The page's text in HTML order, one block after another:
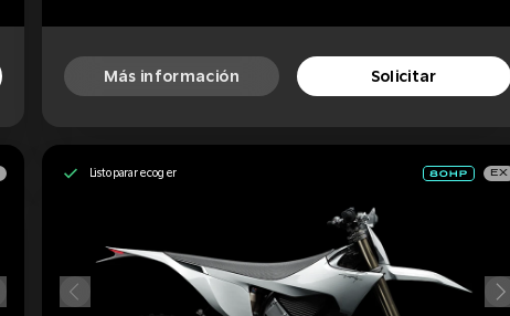
Más información Solicitar
Listo para recoger EX